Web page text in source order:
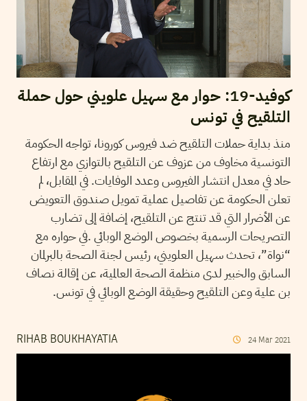
كوفيد-19: حوار مع سهيل علويني حول حملة
التلقيح في تونس
منذ بداية حملات التلقيح ضد فيروس كورونا، تواجه الحكومة
التونسية مخاوف من عزوف عن التلقيح بالتوازي مع ارتفاع
حاد في معدل انتشار الفيروس وعدد الوفايات. في المقابل، لم
تعلن الحكومة عن تفاصيل عملية تمويل صندوق التعويض
عن الأضرار التي قد تنتج عن التلقيح، إضافة إلى تضارب
التصريحات الرسمية بخصوص الوضع الوبائي .في حواره مع
“نواة”، تحدث سهيل العلويني، رئيس لجنة الصحة بالبرلمان
السابق والخبير لدى منظمة الصحة العالمية، عن إقالة نصاف
بن علية وعن التلقيح وحقيقة الوضع الوبائي في تونس.
RIHAB BOUKHAYATIA 24 Mar 2021